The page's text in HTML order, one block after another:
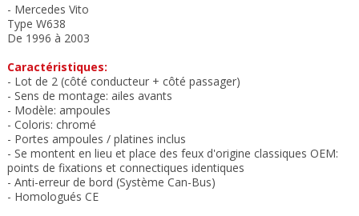
- Mercedes Vito
Type W638
De 1996 à 2003
Caractéristiques:
- Lot de 2 (côté conducteur + côté passager)
- Sens de montage: ailes avants
- Modèle: ampoules
- Coloris: chromé
- Portes ampoules / platines inclus
- Se montent en lieu et place des feux d'origine classiques OEM:
points de fixations et connectiques identiques
- Anti-erreur de bord (Système Can-Bus)
- Homologués CE